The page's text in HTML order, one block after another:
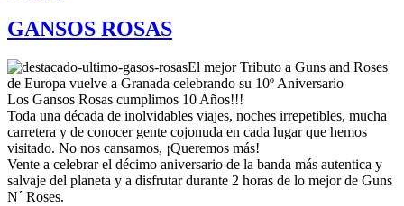
GANSOS ROSAS
El mejor Tributo a Guns and Roses
de Europa vuelve a Granada celebrando su 10º Aniversario
Los Gansos Rosas cumplimos 10 Años!!!
Toda una década de inolvidables viajes, noches irrepetibles, mucha
carretera y de conocer gente cojonuda en cada lugar que hemos
visitado. No nos cansamos, ¡Queremos más!
Vente a celebrar el décimo aniversario de la banda más autentica y
salvaje del planeta y a disfrutar durante 2 horas de lo mejor de Guns
N´ Roses.